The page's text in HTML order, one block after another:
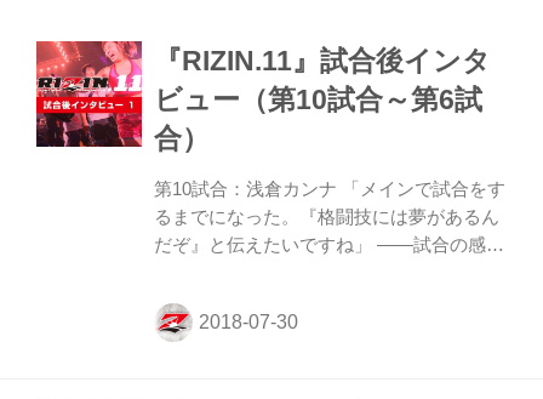
『RIZIN.11』試合後インタ
ビュー（第10試合～第6試
合）
第10試合：浅倉カンナ 「メインで試合をす
るまでになった。『格闘技には夢があるん
だぞ』と伝えたいですね」 ――試合の感想
半端なくて、怖くて怖くてしょうがなかっ
たですね。とりあえず勝って良かったかな